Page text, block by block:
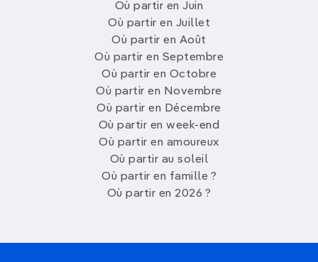
Où partir en Juin
Où partir en Juillet
Où partir en Août
Où partir en Septembre
Où partir en Octobre
Où partir en Novembre
Où partir en Décembre
Où partir en week-end
Où partir en amoureux
Où partir au soleil
Où partir en famille ?
Où partir en 2026 ?